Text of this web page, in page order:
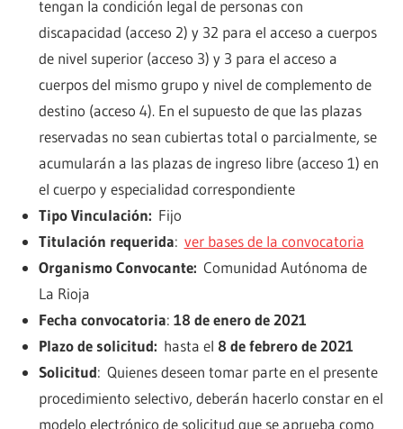
tengan la condición legal de personas con
discapacidad (acceso 2) y 32 para el acceso a cuerpos
de nivel superior (acceso 3) y 3 para el acceso a
cuerpos del mismo grupo y nivel de complemento de
destino (acceso 4). En el supuesto de que las plazas
reservadas no sean cubiertas total o parcialmente, se
acumularán a las plazas de ingreso libre (acceso 1) en
el cuerpo y especialidad correspondiente
Tipo Vinculación: Fijo
Titulación requerida: ver bases de la convocatoria
Organismo Convocante: Comunidad Autónoma de
La Rioja
Fecha convocatoria: 18 de enero de 2021
Plazo de solicitud: hasta el 8 de febrero de 2021
Solicitud: Quienes deseen tomar parte en el presente
procedimiento selectivo, deberán hacerlo constar en el
modelo electrónico de solicitud que se aprueba como